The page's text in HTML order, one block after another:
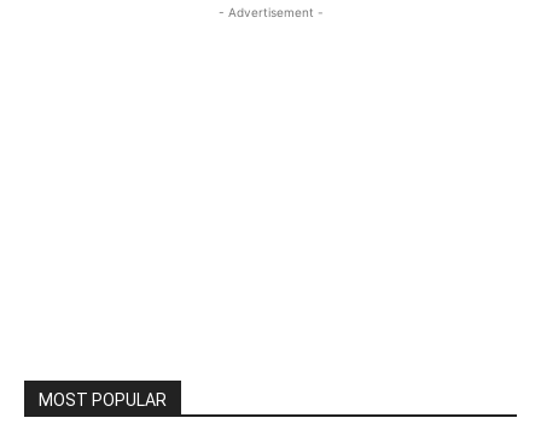
- Advertisement -
MOST POPULAR